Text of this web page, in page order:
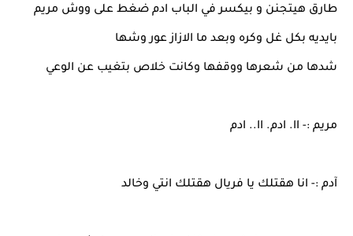
طارق هيتجنن و بيكسر في الباب ادم ضغط على ووش مريم
بايديه بكل غل وكره وبعد ما الازاز عور وشها
شدها من شعرها ووقفها وكانت خلاص بتغيب عن الوعي
مريم :- اا. ادم. اا.. ادم
آدم :- انا هقتلك يا فريال هقتلك انتي وخالد